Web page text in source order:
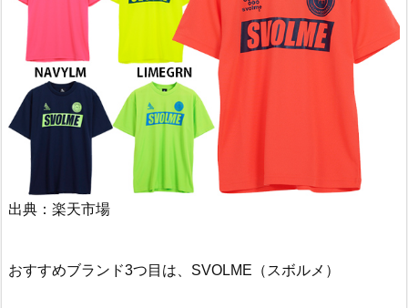
出典：楽天市場
おすすめブランド3つ目は、SVOLME（スボルメ）